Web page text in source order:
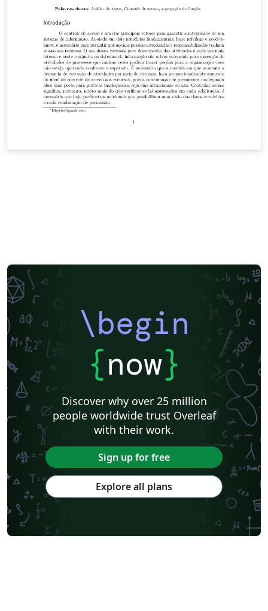
\begin
{now}
Discover why over 25 million
people worldwide trust Overleaf
with their work.
Sign up for free
Explore all plans